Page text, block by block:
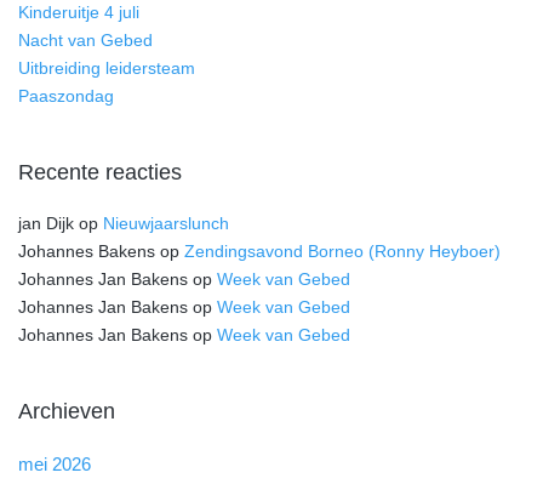
Kinderuitje 4 juli
Nacht van Gebed
Uitbreiding leidersteam
Paaszondag
Recente reacties
jan Dijk op Nieuwjaarslunch
Johannes Bakens op Zendingsavond Borneo (Ronny Heyboer)
Johannes Jan Bakens op Week van Gebed
Johannes Jan Bakens op Week van Gebed
Johannes Jan Bakens op Week van Gebed
Archieven
mei 2026